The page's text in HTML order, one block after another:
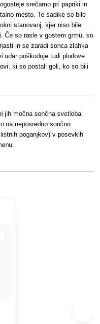
srečamo pri papriki in
mesto. Te sadike so bile
stanovanj, kjer niso bile
Če so rasle v gostem grmu, so
in se zaradi sonca zlahka
udar poškoduje tudi plodove
ki so postali goli, ko so bili
jih močna sončna svetloba
na neposredno sončno
poganjkov) v posevkih